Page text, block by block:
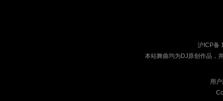
沪ICP备
本站舞曲均为DJ原创作品，
用